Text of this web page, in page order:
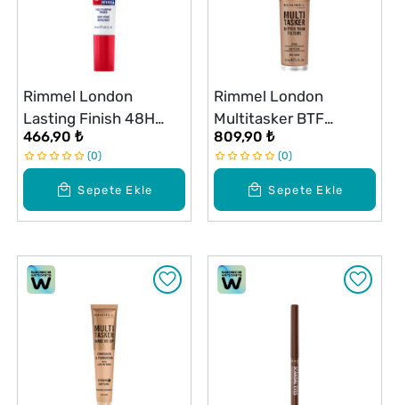
Sepete Ekle
Rimmel London
Lasting Finish 48H
Hydration Primer
466,90 ₺
0
Sepete Ekle
Rimmel London
Multitasker BTF
Fondöten Light
809,90 ₺
0